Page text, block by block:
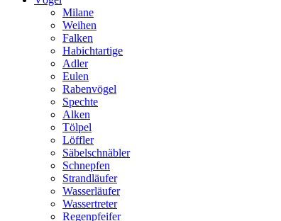
Milane
Weihen
Falken
Habichtartige
Adler
Eulen
Rabenvögel
Spechte
Alken
Tölpel
Löffler
Säbelschnäbler
Schnepfen
Strandläufer
Wasserläufer
Wassertreter
Regenpfeifer